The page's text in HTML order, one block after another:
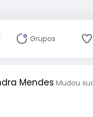
Grupos
Mendes Mudou